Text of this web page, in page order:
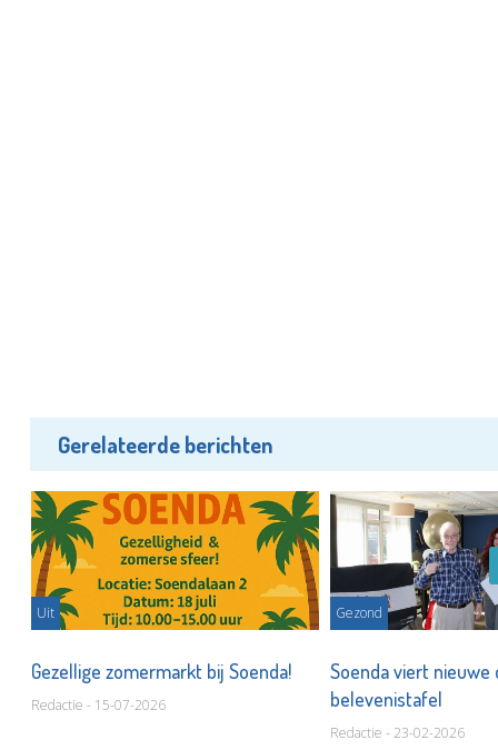
Gerelateerde berichten
Uit
Gezellige zomermarkt bij Soenda!
Redactie - 15-07-2026
Gezond
Soenda viert
belevenistafel
Redactie - 23-02-2026